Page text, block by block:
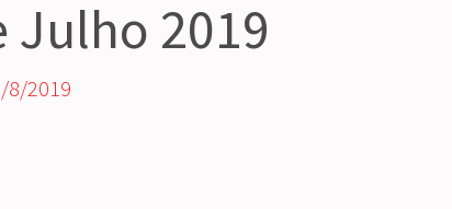
Julho 2019
8/2019